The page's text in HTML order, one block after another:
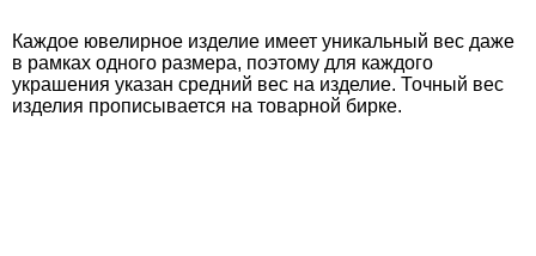
Каждое ювелирное изделие имеет уникальный вес даже
в рамках одного размера, поэтому для каждого
украшения указан средний вес на изделие. Точный вес
изделия прописывается на товарной бирке.